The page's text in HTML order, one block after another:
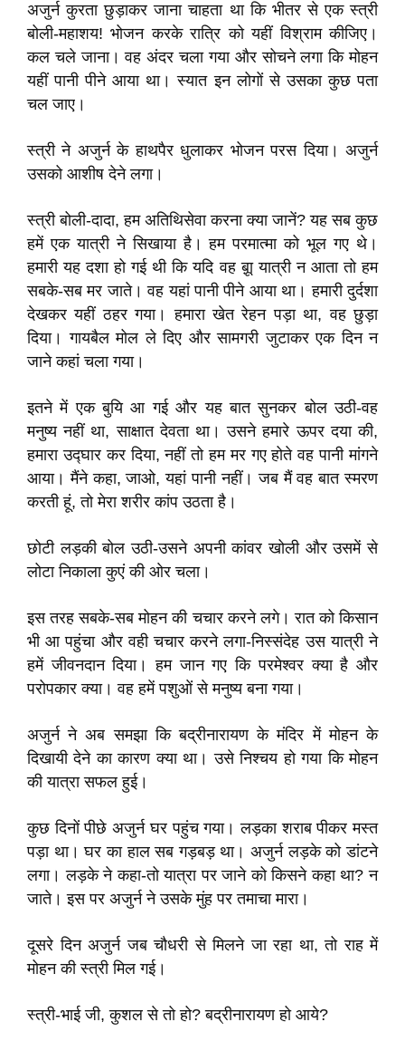
अजुर्न कुरता छुड़ाकर जाना चाहता था कि भीतर से एक स्त्री
बोली-महाशय! भोजन करके रात्रि को यहीं विश्राम कीजिए।
कल चले जाना। वह अंदर चला गया और सोचने लगा कि मोहन
यहीं पानी पीने आया था। स्यात इन लोगों से उसका कुछ पता
चल जाए।
स्त्री ने अजुर्न के हाथपैर धुलाकर भोजन परस दिया। अजुर्न
उसको आशीष देने लगा।
स्त्री बोली-दादा, हम अतिथिसेवा करना क्या जानें? यह सब कुछ
हमें एक यात्री ने सिखाया है। हम परमात्मा को भूल गए थे।
हमारी यह दशा हो गई थी कि यदि वह बू़ा यात्री न आता तो हम
सबके-सब मर जाते। वह यहां पानी पीने आया था। हमारी दुर्दशा
देखकर यहीं ठहर गया। हमारा खेत रेहन पड़ा था, वह छुड़ा
दिया। गायबैल मोल ले दिए और सामगरी जुटाकर एक दिन न
जाने कहां चला गया।
इतने में एक बुयि आ गई और यह बात सुनकर बोल उठी-वह
मनुष्य नहीं था, साक्षात देवता था। उसने हमारे ऊपर दया की,
हमारा उद्घार कर दिया, नहीं तो हम मर गए होते वह पानी मांगने
आया। मैंने कहा, जाओ, यहां पानी नहीं। जब मैं वह बात स्मरण
करती हूं, तो मेरा शरीर कांप उठता है।
छोटी लड़की बोल उठी-उसने अपनी कांवर खोली और उसमें से
लोटा निकाला कुएं की ओर चला।
इस तरह सबके-सब मोहन की चचार करने लगे। रात को किसान
भी आ पहुंचा और वही चचार करने लगा-निस्संदेह उस यात्री ने
हमें जीवनदान दिया। हम जान गए कि परमेश्वर क्या है और
परोपकार क्या। वह हमें पशुओं से मनुष्य बना गया।
अजुर्न ने अब समझा कि बद्रीनारायण के मंदिर में मोहन के
दिखायी देने का कारण क्या था। उसे निश्चय हो गया कि मोहन
की यात्रा सफल हुई।
कुछ दिनों पीछे अजुर्न घर पहुंच गया। लड़का शराब पीकर मस्त
पड़ा था। घर का हाल सब गड़बड़ था। अजुर्न लड़के को डांटने
लगा। लड़के ने कहा-तो यात्रा पर जाने को किसने कहा था? न
जाते। इस पर अजुर्न ने उसके मुंह पर तमाचा मारा।
दूसरे दिन अजुर्न जब चौधरी से मिलने जा रहा था, तो राह में
मोहन की स्त्री मिल गई।
स्त्री-भाई जी, कुशल से तो हो? बद्रीनारायण हो आये?